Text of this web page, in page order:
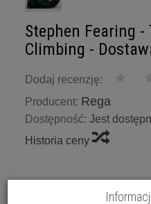
Stephen Fearing -
Climbing -
Dodaj recenzję:
Producent: Rega
Dostępność: Jest
Historia ceny